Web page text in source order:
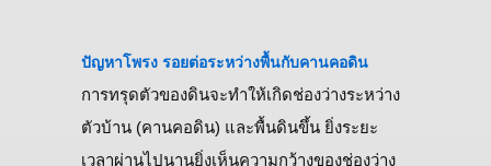
ปัญหาโพรง รอยต่อระหว่างพื้นกับคานคอดิน
การทรุดตัวของดินจะทำให้เกิดช่องว่างระหว่าง
ตัวบ้าน (คานคอดิน) และพื้นดินขึ้น ยิ่งระยะ
เวลาผ่านไปนานยิ่งเห็นความกว้างของช่องว่าง